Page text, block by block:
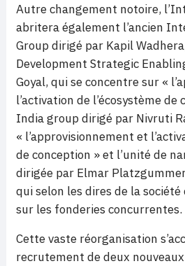
Autre changement notoire,
abritera également l’ancien
Group dirigé par Kapil
Development Strategic
Goyal, qui se concentre sur «
l’activation de l’écosystème
India group dirigé par Nivruti
« l’approvisionnement et
de conception » et l’unité de
dirigée par Elmar
qui selon les dires de la
sur les fonderies concurrentes.
Cette vaste réorganisation
recrutement de deux nouveaux